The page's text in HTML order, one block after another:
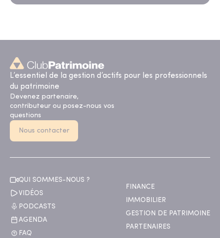
L’essentiel de la gestion d’actifs pour les professionnels
du patrimoine
Devenez partenaire,
contributeur ou posez-nous vos
questions
Nous contacter
QUI SOMMES-NOUS ?
VIDÉOS
PODCASTS
AGENDA
FAQ
FINANCE
IMMOBILIER
GESTION DE PATRIMOINE
PARTENAIRES